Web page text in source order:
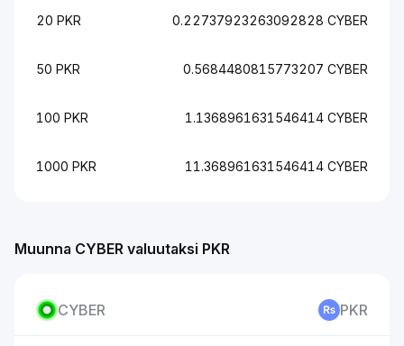
Muunna CYBER valuutaksi PKR
CYBER PKR
20 PKR 0.22737923263092828 CYBER
50 PKR 0.5684480815773207 CYBER
100 PKR 1.1368961631546414 CYBER
1000 PKR 11.368961631546414 CYBER